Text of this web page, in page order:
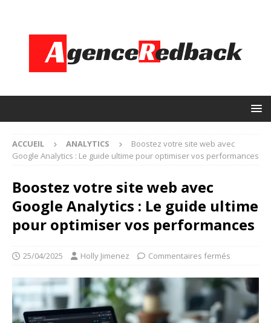
ACCUEIL ANALYTICS
Boostez votre site web avec
Google Analytics : Le guide ultime pour optimiser vos performances
Boostez votre site web avec
Google Analytics : Le guide ultime
pour optimiser vos performances
25/04/2025 Holly Jimenez Commentaires fermés